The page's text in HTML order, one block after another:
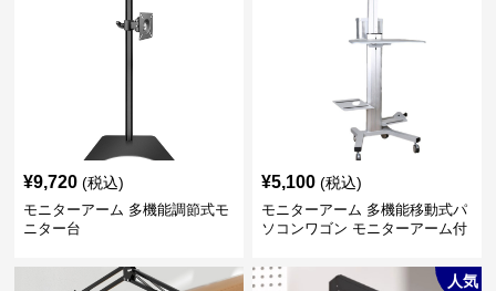
¥9,720 (税込)
モニターアーム 多機能調節式モ
ニター台
¥5,100 (税込)
モニターアーム 多機能移動式パ
ソコンワゴン モニターアーム付
人気